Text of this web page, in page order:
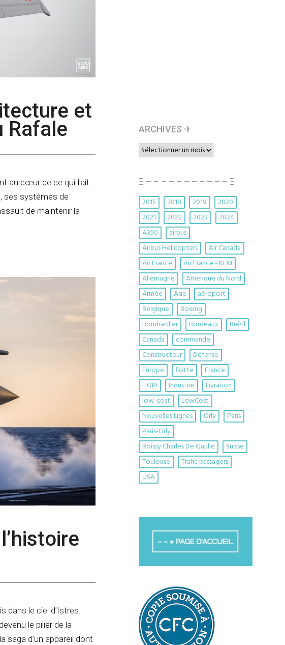
et
Rafale
au cœur de ce qui fait
ses systèmes de
de maintenir la
dans le ciel d’Istres.
le pilier de la
saga d’un appareil dont
ARCHIVES ✈︎
ARCHIVES
✈︎
Ξ – – – – – – – – – – – Ξ
2015 2018 2019
2020
2021
2022 2023
2024
A350
airbus
Airbus Helicopters
Air Canada
Air France
Air France - KLM
Allemagne
Amerique du Nord
Armée
Asie
aéroport
Belgique
Boeing
Bombardier
Bordeaux
Brésil
Canada
commande
Constructeur
Défense
Europe
flotte
France
HOP!
Industrie
Livraison
low-cost
LowCost
Nouvelles Lignes
Orly
Paris
Paris-Orly
Roissy Charles De Gaulle
Suisse
Toulouse
Trafic passagers
USA